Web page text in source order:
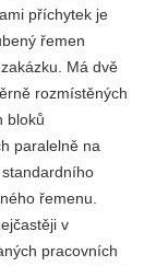
příchytek je
řemen
Má dvě
rozmístěných
bloků
paralelně na
řemenu.
v
pracovních